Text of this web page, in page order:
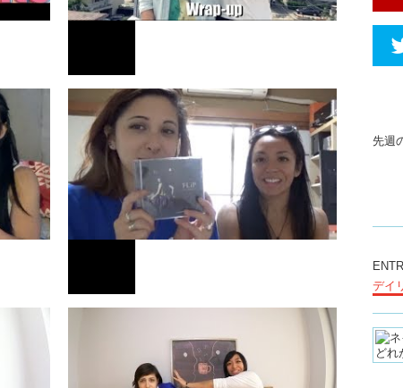
MUSIC
GREENROOM FESTIVAL’14 に行ってきた
PART4
先週
デイ